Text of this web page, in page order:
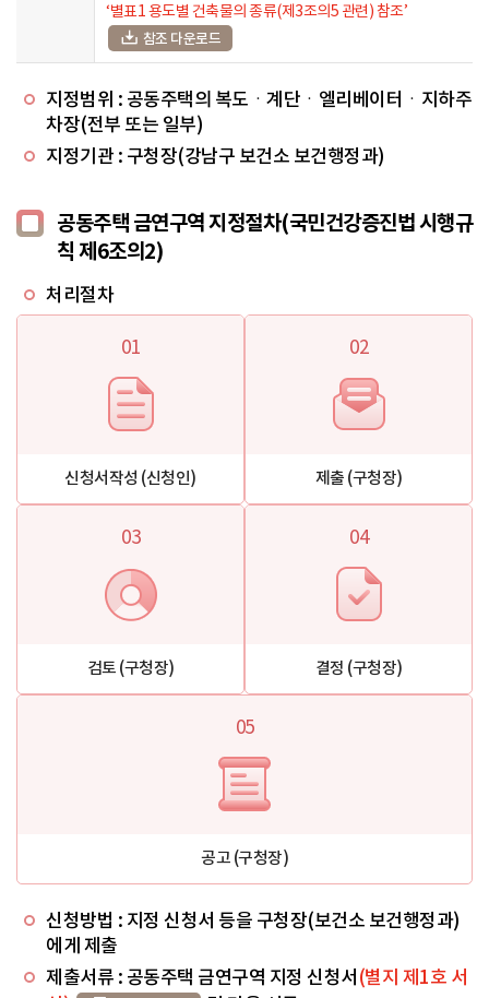
‘별표1 용도별 건축물의 종류(제3조의5 관련) 참조’
참조 다운로드
지정범위 : 공동주택의 복도ㆍ계단ㆍ엘리베이터ㆍ지하주
차장(전부 또는 일부)
지정기관 : 구청장(강남구 보건소 보건행정과)
공동주택 금연구역 지정절차(국민건강증진법 시행규
칙 제6조의2)
처리절차
01
신청서작성 (신청인)
02
제출 (구청장)
03
검토 (구청장)
04
결정 (구청장)
05
공고 (구청장)
신청방법 : 지정 신청서 등을 구청장(보건소 보건행정과)
에게 제출
제출서류 : 공동주택 금연구역 지정 신청서 (별지 제1호 서